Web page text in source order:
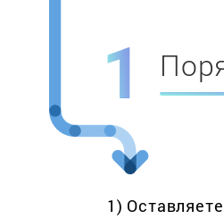
1)